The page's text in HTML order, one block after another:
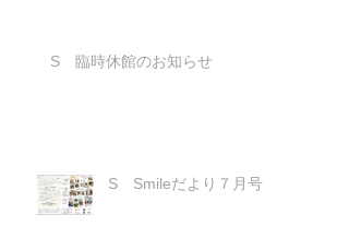
S 臨時休館のお知らせ
S Smileだより７月号